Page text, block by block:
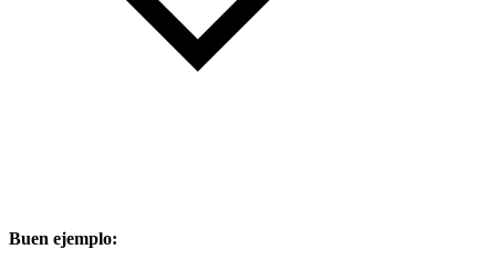
Buen ejemplo: